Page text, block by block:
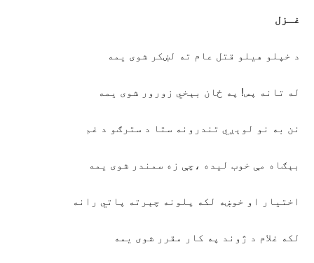
غـزل
د خپلو هیلو قتل عام ته لښکر شوی یمه
له تانه پس! په ځان بېخي زورور شوی یمه
نن به نو لوېږي تندرونه ستا د سترګو د غم
بېګاه مې خوب لیده ،چې زه سمندر شوی یمه
اختیار او خوښه لکه پلونه چېرته پاتي رانه
لکه غلام د ژوند په کار مقرر شوی یمه